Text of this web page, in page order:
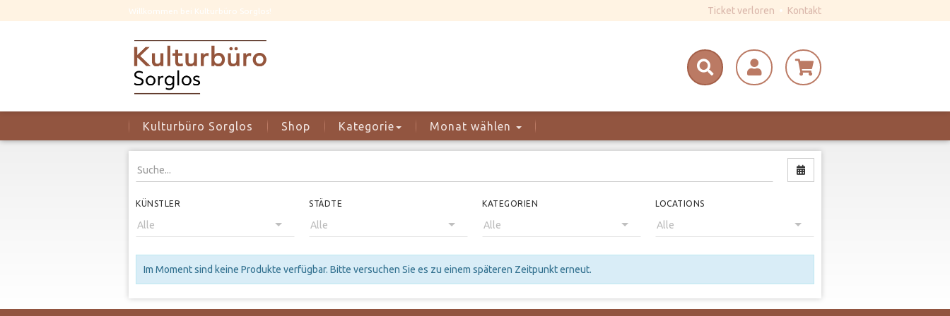
Ticket verloren • Kontakt
Willkommen bei Kulturbüro Sorglos!
Kulturbüro Sorglos Shop Kategorie Monat wählen
Nach Datum filtern
KÜNSTLER STÄDTE KATEGORIEN LOCATIONS
Im Moment sind keine Produkte verfügbar. Bitte versuchen Sie es zu einem späteren Zeitpunkt erneut.